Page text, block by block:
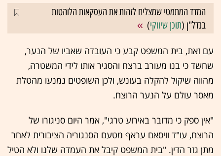
המדד המתמטי שמצליח לזהות את העסקאות הלוהטות
בנדל"ן (תוכן שיווקי)
עם זאת, בית המשפט קבע כי העובדה שאביו של הנער,
שחשד כי בנו מעורב ברצח והסגיר אותו לידי המשטרה,
מהווה שיקול להקלה בעונש, ולכן השופטים נמנעו מהטלת
מאסר עולם על הנער הרוצח.
"אין ספק כי מדובר באירוע טרגי", אמר היום סניגורו של
הרוצח, עו"ד וויסאם עראף מטעם הסנגוריה הציבורית לאחר
מתן גזר הדין. "בית המשפט קיבל את העמדה שלנו ולא הטיל